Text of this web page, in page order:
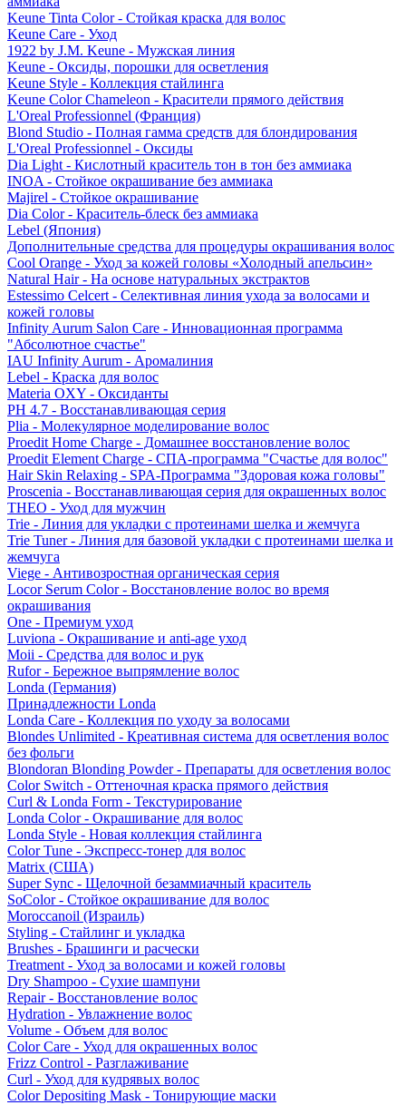
Keune Tinta Color - Стойкая краска для волос
Keune Care - Уход
1922 by J.M. Keune - Мужская линия
Keune - Оксиды, порошки для осветления
Keune Style - Коллекция стайлинга
Keune Color Chameleon - Красители прямого действия
L'Oreal Professionnel (Франция)
Blond Studio - Полная гамма средств для блондирования
L'Oreal Professionnel - Оксиды
Dia Light - Кислотный краситель тон в тон без аммиака
INOA - Стойкое окрашивание без аммиака
Majirel - Стойкое окрашивание
Dia Color - Краситель-блеск без аммиака
Lebel (Япония)
Дополнительные средства для процедуры окрашивания волос
Cool Orange - Уход за кожей головы «Холодный апельсин»
Natural Hair - На основе натуральных экстрактов
Estessimo Celcert - Селективная линия ухода за волосами и
кожей головы
Infinity Aurum Salon Care - Инновационная программа
"Абсолютное счастье"
IAU Infinity Aurum - Аромалиния
Lebel - Краска для волос
Materia OXY - Оксиданты
PH 4.7 - Восстанавливающая серия
Plia - Молекулярное моделирование волос
Proedit Home Charge - Домашнее восстановление волос
Proedit Element Charge - СПА-программа "Счастье для волос"
Hair Skin Relaxing - SPA-Программа "Здоровая кожа головы"
Proscenia - Восстанавливающая серия для окрашенных волос
THEO - Уход для мужчин
Trie - Линия для укладки с протеинами шелка и жемчуга
Trie Tuner - Линия для базовой укладки с протеинами шелка и
жемчуга
Viege - Антивозростная органическая серия
Locor Serum Color - Восстановление волос во время
окрашивания
One - Премиум уход
Luviona - Окрашивание и anti-age уход
Moii - Средства для волос и рук
Rufor - Бережное выпрямление волос
Londa (Германия)
Принадлежности Londa
Londa Care - Коллекция по уходу за волосами
Blondes Unlimited - Креативная система для осветления волос
без фольги
Blondoran Blonding Powder - Препараты для осветления волос
Color Switch - Оттеночная краска прямого действия
Curl & Londa Form - Текстурирование
Londa Color - Окрашивание для волос
Londa Style - Новая коллекция стайлинга
Color Tune - Экспресс-тонер для волос
Matrix (США)
Super Sync - Щелочной безаммиачный краситель
SoColor - Стойкое окрашивание для волос
Moroccanoil (Израиль)
Styling - Стайлинг и укладка
Brushes - Брашинги и расчески
Treatment - Уход за волосами и кожей головы
Dry Shampoo - Сухие шампуни
Repair - Восстановление волос
Hydration - Увлажнение волос
Volume - Объем для волос
Color Care - Уход для окрашенных волос
Frizz Control - Разглаживание
Curl - Уход для кудрявых волос
Color Depositing Mask - Тонирующие маски